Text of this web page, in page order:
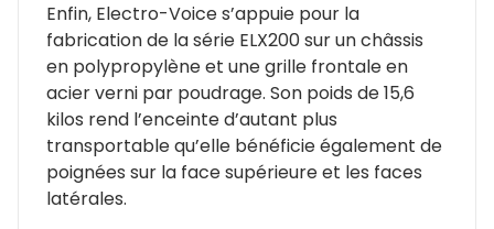
Enfin, Electro-Voice s’appuie pour la
fabrication de la série ELX200 sur un châssis
en polypropylène et une grille frontale en
acier verni par poudrage. Son poids de 15,6
kilos rend l’enceinte d’autant plus
transportable qu’elle bénéficie également de
poignées sur la face supérieure et les faces
latérales.